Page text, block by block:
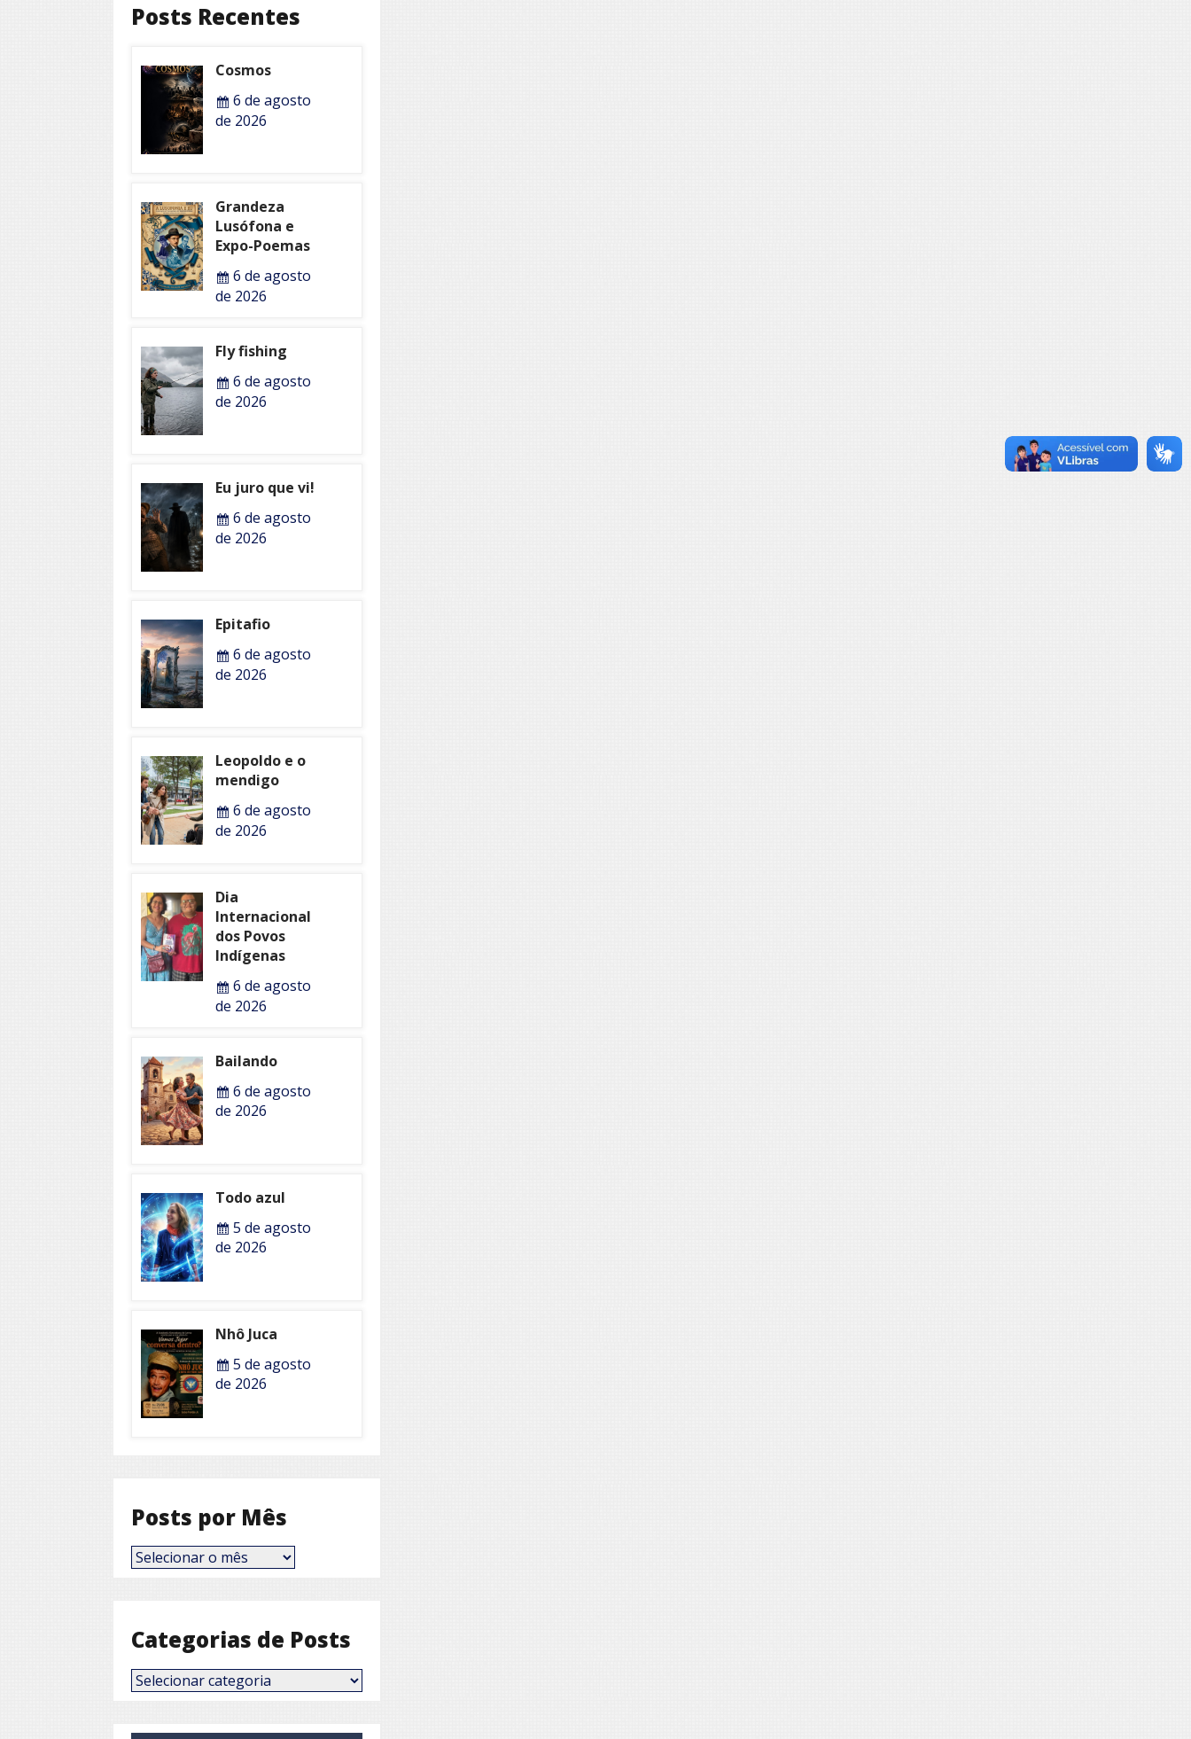
Posts Recentes
Cosmos
6 de agosto
de 2026
Grandeza
Lusófona e
Expo-Poemas
6 de agosto
de 2026
Fly fishing
6 de agosto
de 2026
Eu juro que vi!
6 de agosto
de 2026
Epitafio
6 de agosto
de 2026
Leopoldo e o
mendigo
6 de agosto
de 2026
Dia
Internacional
dos Povos
Indígenas
6 de agosto
de 2026
Bailando
6 de agosto
de 2026
Todo azul
5 de agosto
de 2026
Nhô Juca
5 de agosto
de 2026
Posts por Mês
Posts
por
Categorias de Posts
Categorias
de